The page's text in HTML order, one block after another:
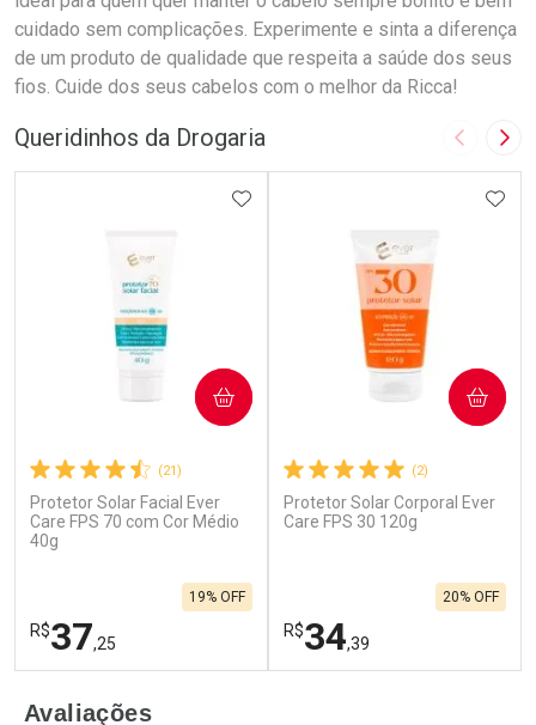
cuidado sem complicações. Experimente e sinta a diferença
de um produto de qualidade que respeita a saúde dos seus
fios. Cuide dos seus cabelos com o melhor da Ricca!
Queridinhos da Drogaria Imagem
(21)
Protetor Solar Facial Ever
Care FPS 70 com Cor Médio
40g
R$37,25
19% OFF
ADICIONAR AOS FAVORITOS
COMPRAR
(2)
Protetor Solar Corporal Ever
Care FPS 30 120g
R$34,39
20% OFF
COMPRAR
Avaliações